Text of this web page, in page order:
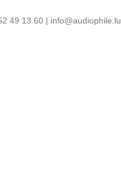
49 13 60 | info@audiophile.lu